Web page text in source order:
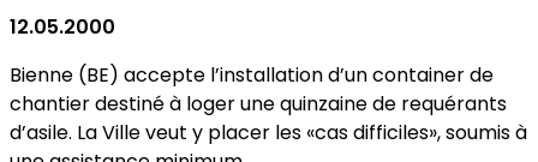
12.05.2000
Bienne (BE) accepte l’installation d’un container de
chantier destiné à loger une quinzaine de requérants
d’asile. La Ville veut y placer les «cas difficiles», soumis à